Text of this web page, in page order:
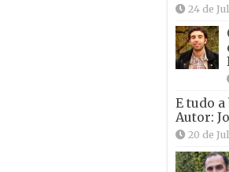
24 de
E tudo
Autor:
20 de